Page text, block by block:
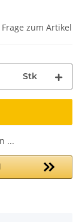
Frage zum Artikel
Stk
...